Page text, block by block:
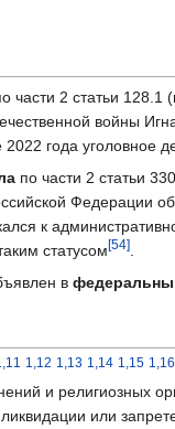
части 2 статьи 128.1
войны
2022 года уголовное
по части 2 статьи
Федерации
к
статусом[54].
в
1,12 1,13 1,14 1,15 1,16
и религиозных
или